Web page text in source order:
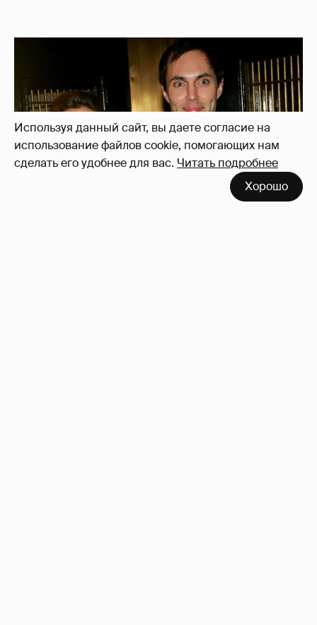
Используя данный сайт, вы даете согласие на
использование файлов cookie, помогающих нам
сделать его удобнее для вас. Читать подробнее
Хорошо